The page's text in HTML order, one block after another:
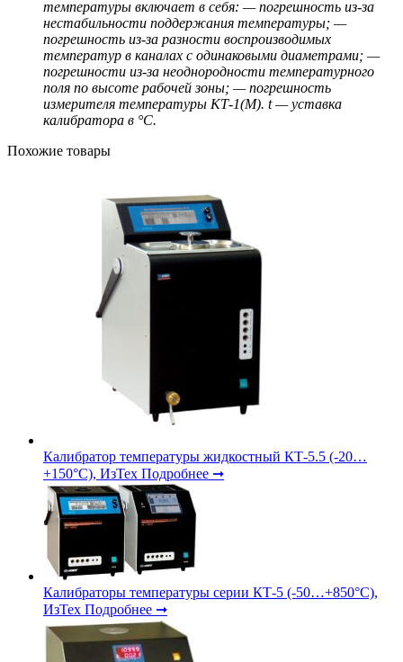
температуры включает в себя: — погрешность из-за
нестабильности поддержания температуры; —
погрешность из-за разности воспроизводимых
температур в каналах с одинаковыми диаметрами; —
погрешности из-за неоднородности температурного
поля по высоте рабочей зоны; — погрешность
измерителя температуры КТ-1(М). t — уставка
калибратора в °С.
Похожие товары
Калибратор температуры жидкостный КТ-5.5 (-20…
+150°С), ИзТех Подробнее ➞
Калибраторы температуры серии КТ-5 (-50…+850°С),
ИзТех Подробнее ➞